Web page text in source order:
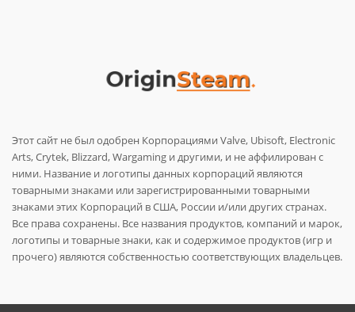
Этот сайт не был одобрен Корпорациями Valve, Ubisoft, Electronic
Arts, Crytek, Blizzard, Wargaming и другими, и не аффилирован с
ними. Название и логотипы данных корпораций являются
товарными знаками или зарегистрированными товарными
знаками этих Корпораций в США, России и/или других странах.
Все права сохранены. Все названия продуктов, компаний и марок,
логотипы и товарные знаки, как и содержимое продуктов (игр и
прочего) являются собственностью соответствующих владельцев.